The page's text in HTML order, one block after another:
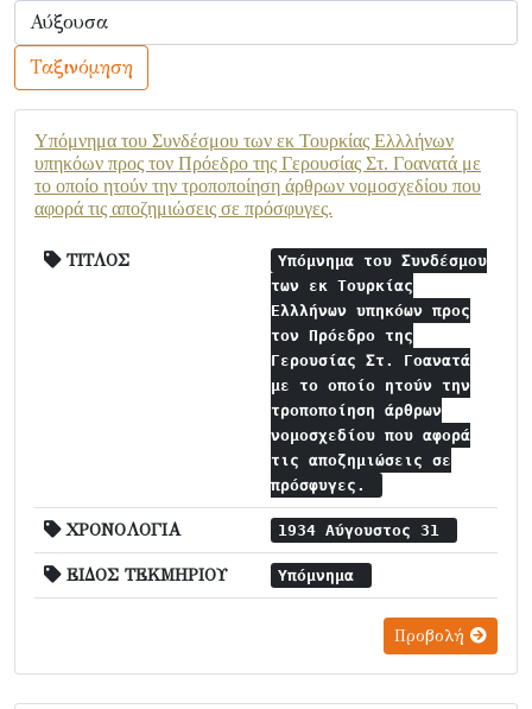
Ταξινόμηση
Υπόμνημα του Συνδέσμου των εκ Τουρκίας Ελλλήνων
υπηκόων προς τον Πρόεδρο της Γερουσίας Στ. Γοανατά με
το οποίο ητούν την τροποποίηση άρθρων νομοσχεδίου που
αφορά τις αποζημιώσεις σε πρόσφυγες.
ΤΙΤΛΟΣ
Υπόμνημα του Συνδέσμου
των εκ Τουρκίας
Ελλλήνων υπηκόων προς
τον Πρόεδρο της
Γερουσίας Στ. Γοανατά
με το οποίο ητούν την
τροποποίηση άρθρων
νομοσχεδίου που αφορά
τις αποζημιώσεις σε
πρόσφυγες.
ΧΡΟΝΟΛΟΓΙΑ 1934 Αύγουστος 31
ΕΙΔΟΣ ΤΕΚΜΗΡΙΟΥ Υπόμνημα
Προβολή